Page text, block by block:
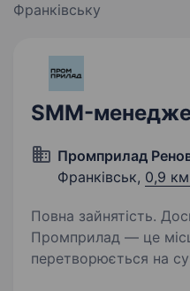
Франківську
SMM-
Промприлад
Франківськ, 0,9 км
Повна зайнятість.
Промприлад — це
перетворюється на